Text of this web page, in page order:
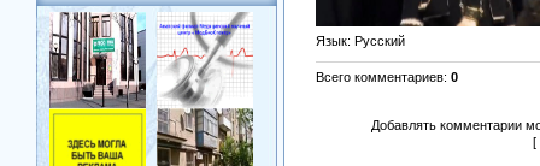
Язык: Русский
Всего комментариев: 0
Добавлять комментарии
[